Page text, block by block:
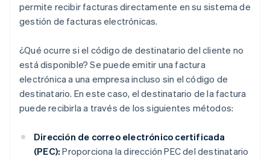
permite recibir facturas directamente en su sistema de
gestión de facturas electrónicas.
¿Qué ocurre si el código de destinatario del cliente no
está disponible? Se puede emitir una factura
electrónica a una empresa incluso sin el código de
destinatario. En este caso, el destinatario de la factura
puede recibirla a través de los siguientes métodos:
Dirección de correo electrónico certificada
(PEC): Proporciona la dirección PEC del destinatario